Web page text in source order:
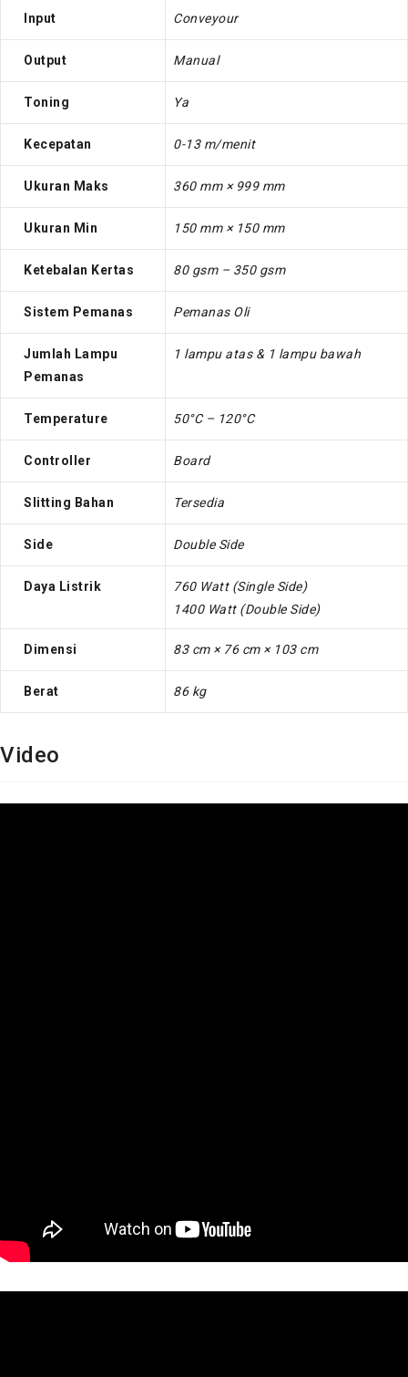
Input Conveyour
Output Manual
Toning Ya
Kecepatan 0-13 m/menit
Ukuran Maks 360 mm × 999 mm
Ukuran Min 150 mm × 150 mm
Ketebalan Kertas 80 gsm – 350 gsm
Sistem Pemanas Pemanas Oli
Jumlah Lampu
Pemanas
1 lampu atas & 1 lampu bawah
Temperature 50°C – 120°C
Controller Board
Slitting Bahan Tersedia
Side Double Side
Daya Listrik
760 Watt (Single Side)
1400 Watt (Double Side)
Dimensi 83 cm × 76 cm × 103 cm
Berat 86 kg
Video